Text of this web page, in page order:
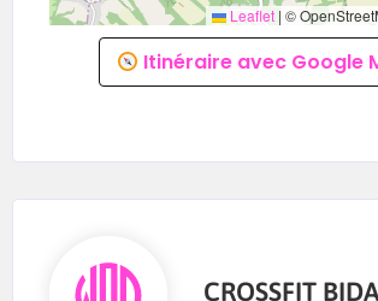
Leaflet | ©
Itinéraire avec Google
CROSSFIT